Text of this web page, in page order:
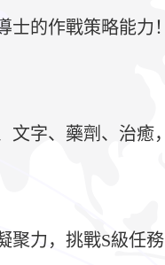
的作戰策略能力
文字、藥劑、治癒
力，挑戰S級任務